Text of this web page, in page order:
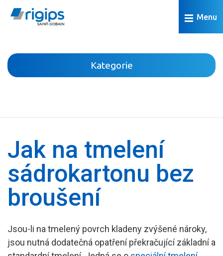
Menu
Kategorie
Předstěny
Suché podlahy
Omítky a povrchová úprava
Tmelení sádrokartonu
Provětrávaná fasáda
Jak na tmelení
sádrokartonu bez
broušení
Jsou-li na tmelený povrch kladeny zvýšené nároky,
jsou nutná dodatečná opatření překračující základní a